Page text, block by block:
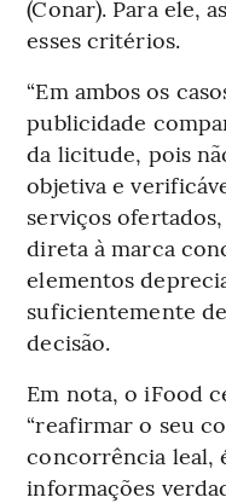
(Conar). Para ele,
esses critérios.
“Em ambos os
publicidade
da licitude, pois
objetiva e
serviços
direta à marca
elementos
suficientemente
decisão.
Em nota, o iFood
“reafirmar o seu
concorrência leal,
informações